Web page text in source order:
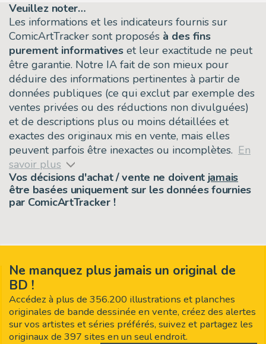
Veuillez noter…
Les informations et les indicateurs fournis sur
ComicArtTracker sont proposés à des fins
purement informatives et leur exactitude ne peut
être garantie. Notre IA fait de son mieux pour
déduire des informations pertinentes à partir de
données publiques (ce qui exclut par exemple des
ventes privées ou des réductions non divulguées)
et de descriptions plus ou moins détaillées et
exactes des originaux mis en vente, mais elles
peuvent parfois être inexactes ou incomplètes. En
savoir plus
Vos décisions d'achat / vente ne doivent jamais
être basées uniquement sur les données fournies
par ComicArtTracker !
Ne manquez plus jamais un original de
BD !
Accédez à plus de 356.200 illustrations et planches
originales de bande dessinée en vente, créez des alertes
sur vos artistes et séries préférés, suivez et partagez les
originaux de 397 sites en un seul endroit.